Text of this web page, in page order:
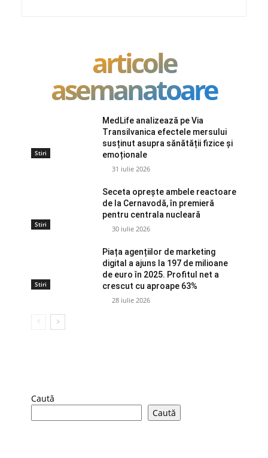
articole
asemanatoare
Stiri
MedLife analizează pe Via
Transilvanica efectele mersului
susținut asupra sănătății fizice și
emoționale
31 iulie 2026
Stiri
Seceta oprește ambele reactoare
de la Cernavodă, în premieră
pentru centrala nucleară
30 iulie 2026
Stiri
Piața agențiilor de marketing
digital a ajuns la 197 de milioane
de euro în 2025. Profitul net a
crescut cu aproape 63%
28 iulie 2026
Caută
Caută